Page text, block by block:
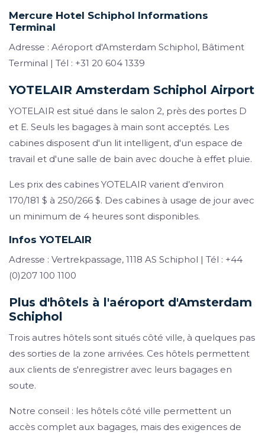
Mercure Hotel Schiphol Informations
Terminal
Adresse : Aéroport d'Amsterdam Schiphol, Bâtiment
Terminal | Tél : +31 20 604 1339
YOTELAIR Amsterdam Schiphol Airport
YOTELAIR est situé dans le salon 2, près des portes D
et E. Seuls les bagages à main sont acceptés. Les
cabines disposent d'un lit intelligent, d'un espace de
travail et d'une salle de bain avec douche à effet pluie.
Les prix des cabines YOTELAIR varient d’environ
170/181 $ à 250/266 $. Des cabines à usage de jour avec
un minimum de 4 heures sont disponibles.
Infos YOTELAIR
Adresse : Vertrekpassage, 1118 AS Schiphol | Tél : +44
(0)207 100 1100
Plus d'hôtels à l'aéroport d'Amsterdam
Schiphol
Trois autres hôtels sont situés côté ville, à quelques pas
des sorties de la zone arrivées. Ces hôtels permettent
aux clients de s'enregistrer avec leurs bagages en
soute.
Notre conseil : les hôtels côté ville permettent un
accès complet aux bagages, mais des exigences de